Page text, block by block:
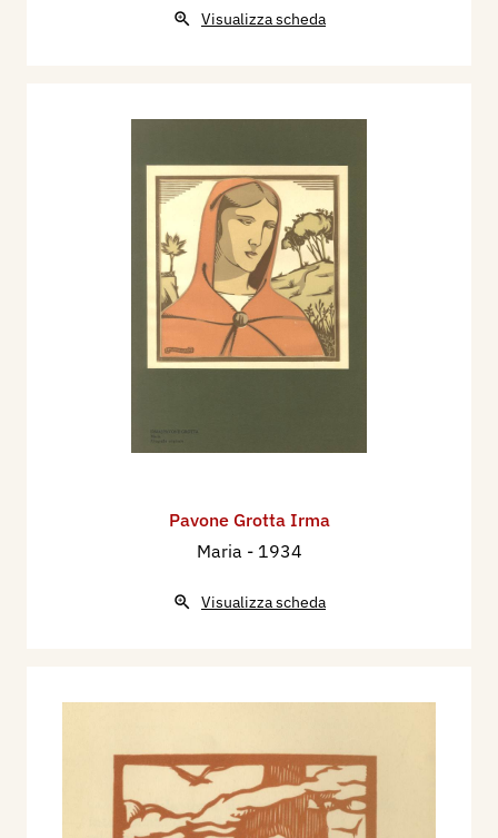
Visualizza scheda
Pavone Grotta Irma
Maria - 1934
Visualizza scheda